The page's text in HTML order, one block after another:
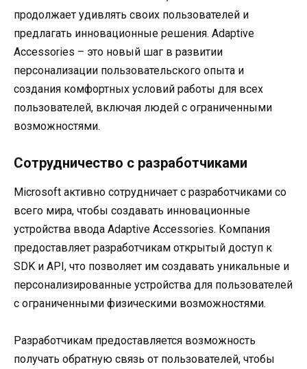
продолжает удивлять своих пользователей и
предлагать инновационные решения. Adaptive
Accessories – это новый шаг в развитии
персонализации пользовательского опыта и
создания комфортных условий работы для всех
пользователей, включая людей с ограниченными
возможностями.
Сотрудничество с разработчиками
Microsoft активно сотрудничает с разработчиками со
всего мира, чтобы создавать инновационные
устройства ввода Adaptive Accessories. Компания
предоставляет разработчикам открытый доступ к
SDK и API, что позволяет им создавать уникальные и
персонализированные устройства для пользователей
с ограниченными физическими возможностями.
Разработчикам предоставляется возможность
получать обратную связь от пользователей, чтобы